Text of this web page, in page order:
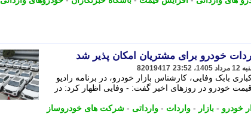
خودرو برای مشتریان امکان پذیر شد
82019417
بابک وفایی، کارشناس بازار خودرو، در برنامه رادیو
خودرو در روزهای اخیر گفت: - وفایی اظهار کرد: در
خودرو - بازار - واردات - وارداتی - شرکت های خودروساز